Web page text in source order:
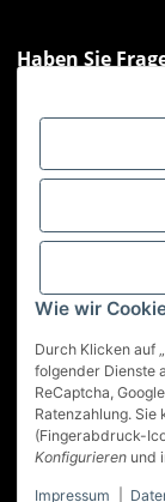
Wie wir
Durch Klicken auf
folgender Dienste
ReCaptcha,
Ratenzahlung.
(Fingerabdruck-
Konfigurieren und
Impressum
Haben Sie
Montag - Freitag:
Hotline 📞
Gesetzliche
Service
* Alle Preise inkl.
© Best-Nutrition GmbH